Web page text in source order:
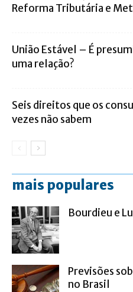
Reforma Tributária e
União Estável – É
uma relação?
Seis direitos que os
vezes não sabem
mais populares
Bourdieu e
Previsões
no Brasil